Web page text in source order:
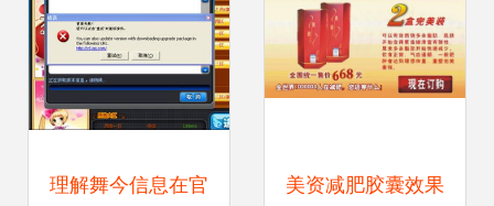
理解舞今信息在官 美资减肥胶囊效果